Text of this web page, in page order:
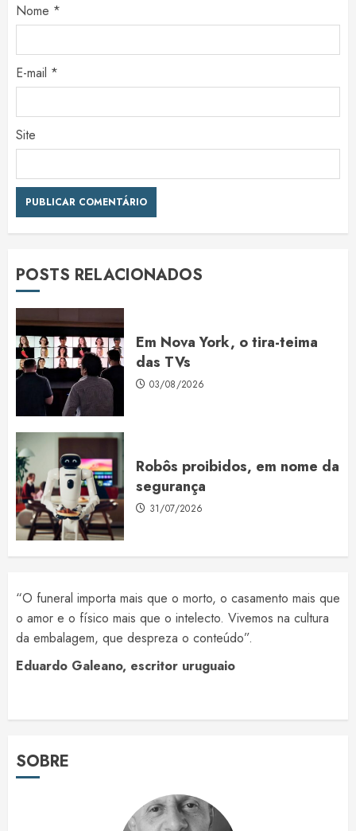
Nome *
E-mail *
Site
POSTS RELACIONADOS
Em Nova York, o tira-teima
das TVs
03/08/2026
Robôs proibidos, em nome da
segurança
31/07/2026
“O funeral importa mais que o morto, o casamento mais que
o amor e o físico mais que o intelecto. Vivemos na cultura
da embalagem, que despreza o conteúdo”.
Eduardo Galeano, escritor uruguaio
SOBRE